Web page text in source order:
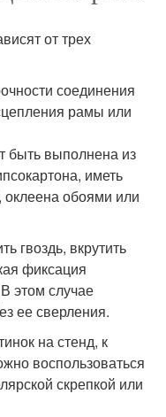
от трех
соединения
рамы или
быть выполнена из
иметь
оклеена обоями или
гвоздь, вкрутить
фиксация
этом случае
ее сверления.
на стенд, к
воспользоваться
скрепкой или